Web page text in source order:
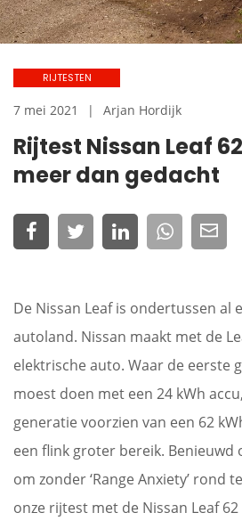
Rijtest Nissan Leaf
meer dan gedacht
RIJTESTEN
7 mei 2021 Arjan Hordijk
De Nissan Leaf is ondertussen al
autoland. Nissan maakt met de
elektrische auto. Waar de eerste
moest doen met een 24 kWh
generatie voorzien van een 62
een flink groter bereik. Benieuwd
om zonder ‘Range Anxiety’ rond
onze rijtest met de Nissan Leaf 62